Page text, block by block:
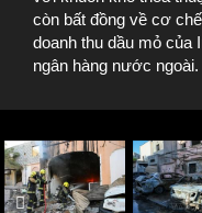
còn bất đồng về cơ
doanh thu dầu mỏ của
ngân hàng nước